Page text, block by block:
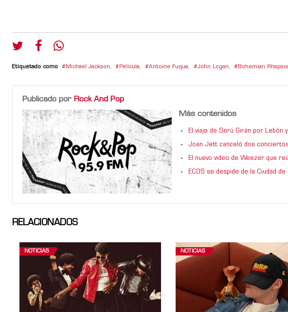
Etiquetado como Michael Jackson, Película, Antoine Fuqua, John Logan, Bohemian
Publicado por Rock And Pop
Más contenidos
El viaje de Serú Girán por Lebón
Joan Jett canceló dos
El nuevo video de Weezer que
ECOS se despide de la Ciudad de
RELACIONADOS
NOTICIAS NOTICIAS